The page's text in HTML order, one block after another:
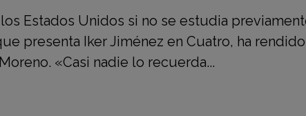
Estados Unidos si no se estudia
presenta Iker Jiménez en Cuatro, ha
«Casi nadie lo recuerda...